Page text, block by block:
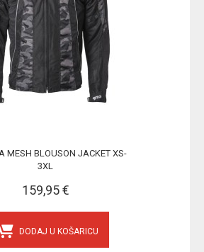
MESH BLOUSON JACKET XS-
3XL
159,95 €
DODAJ U KOŠARICU